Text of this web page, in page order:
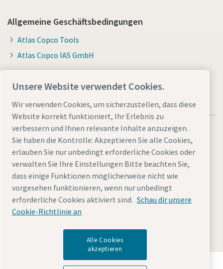
Allgemeine Geschäftsbedingungen
Atlas Copco Tools
Atlas Copco IAS GmbH
Allgemeine rechtliche Hinweise atlascopco.com
Cookies verwaltenBarrierefreiheitDatenschutzerklärung
ImpressumSitemap
© 2026 Atlas Copco Tools Central Europe GmbH & Atlas
Copco IAS GmbH & Atlas Copco EPS GmbH
Entdecken Sie, wie die Atlas Copco Group
Unsere Website verwendet Cookies.
Wir verwenden Cookies, um sicherzustellen, dass diese
Website korrekt funktioniert, Ihr Erlebnis zu
verbessern und Ihnen relevante Inhalte anzuzeigen.
Sie haben die Kontrolle: Akzeptieren Sie alle Cookies,
erlauben Sie nur unbedingt erforderliche Cookies oder
verwalten Sie Ihre Einstellungen Bitte beachten Sie,
dass einige Funktionen möglicherweise nicht wie
vorgesehen funktionieren, wenn nur unbedingt
erforderliche Cookies aktiviert sind. Schau dir unsere
Cookie-Richtlinie an
Alle Cookies
akzeptieren